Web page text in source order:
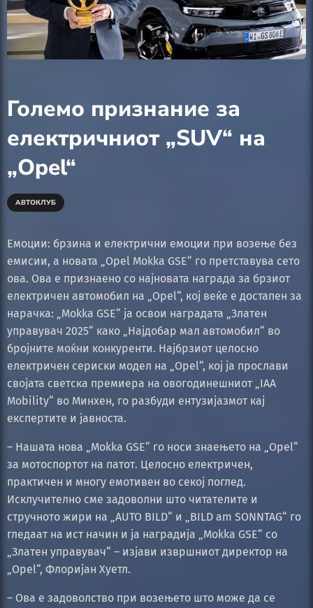
Големо признание за
електричниот „SUV“ на
„Opel“
АВТОКЛУБ
Емоции: брзина и електрични емоции при возење без
емисии, а новата „Opel Mokka GSE“ го претставува сето
ова. Ова е признаено со најновата награда за брзиот
електричен автомобил на „Opel“, кој веќе е достапен за
нарачка: „Mokka GSE“ ја освои наградата „Златен
управувач 2025“ како „Најдобар мал автомобил“ во
бројните моќни конкуренти. Најбрзиот целосно
електричен сериски модел на „Opel“, кој ја прослави
својата светска премиера на овогодинешниот „IAA
Mobility“ во Минхен, го разбуди ентузијазмот кај
експертите и јавноста.
– Нашата нова „Mokka GSE“ го носи знаењето на „Opel“
за мотоспортот на патот. Целосно електричен,
практичен и многу емотивен во секој поглед.
Исклучително сме задоволни што читателите и
стручното жири на „AUTO BILD“ и „BILD am SONNTAG“ го
гледаат на ист начин и ја наградија „Mokka GSE“ со
„Златен управувач“ – изјави извршниот директор на
„Opel“, Флоријан Хуетл.
– Ова е задоволство при возењето што може да се